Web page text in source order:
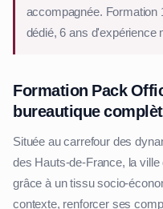
accompagnée.
dédié, 6 ans d'expérience
Formation Pack
bureautique
Située au carrefour des
des Hauts-de-France, la
grâce à un tissu socio-
contexte, renforcer ses